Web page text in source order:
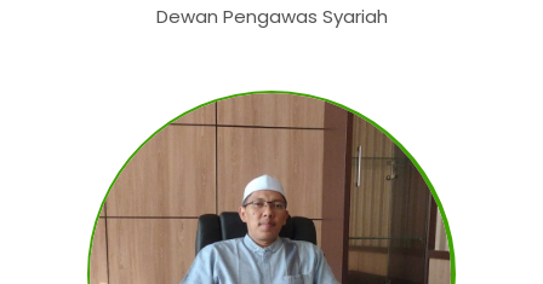
Dewan Pengawas Syariah